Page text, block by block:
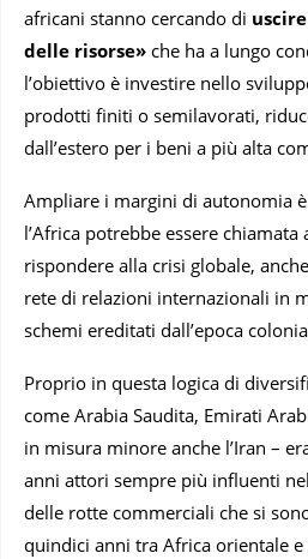
africani stanno cercando di
delle risorse» che ha a lungo
l’obiettivo è investire nello
prodotti finiti o semilavorati,
dall’estero per i beni a più alta
Ampliare i margini di autonomia
l’Africa potrebbe essere chiamata
rispondere alla crisi globale,
rete di relazioni internazionali in
schemi ereditati dall’epoca
Proprio in questa logica di
come Arabia Saudita, Emirati
in misura minore anche l’Iran –
anni attori sempre più influenti
delle rotte commerciali che si
quindici anni tra Africa orientale e